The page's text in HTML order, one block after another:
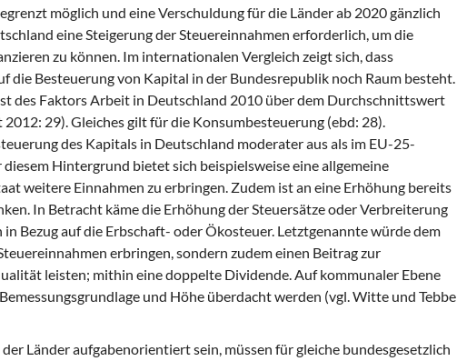
möglich und eine Verschuldung für die Länder ab 2020 gänzlich
eine Steigerung der Steuereinnahmen erforderlich, um die
zu können. Im internationalen Vergleich zeigt sich, dass
die Besteuerung von Kapital in der Bundesrepublik noch Raum besteht.
des Faktors Arbeit in Deutschland 2010 über dem Durchschnittswert
29). Gleiches gilt für die Konsumbesteuerung (ebd: 28).
des Kapitals in Deutschland moderater aus als im EU-25-
Hintergrund bietet sich beispielsweise eine allgemeine
weitere Einnahmen zu erbringen. Zudem ist an eine Erhöhung bereits
In Betracht käme die Erhöhung der Steuersätze oder Verbreiterung
in Bezug auf die Erbschaft- oder Ökosteuer. Letztgenannte würde dem
erbringen, sondern zudem einen Beitrag zur
leisten; mithin eine doppelte Dividende. Auf kommunaler Ebene
und Höhe überdacht werden (vgl. Witte und Tebbe
Länder aufgabenorientiert sein, müssen für gleiche bundesgesetzlich